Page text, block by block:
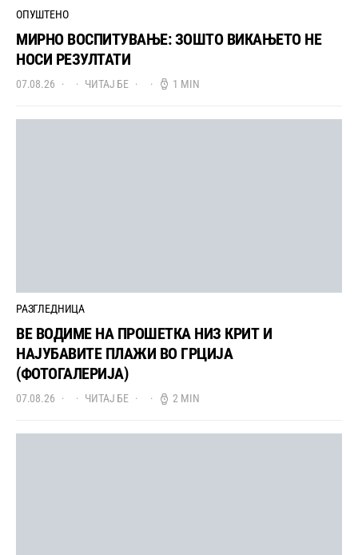
ОПУШТЕНО
МИРНО ВОСПИТУВАЊЕ: ЗОШТО ВИКАЊЕТО НЕ
НОСИ РЕЗУЛТАТИ
07.08.26 ЧИТАЈ БЕ 1 MIN
РАЗГЛЕДНИЦА
ВЕ ВОДИМЕ НА ПРОШЕТКА НИЗ КРИТ И
НАЈУБАВИТЕ ПЛАЖИ ВО ГРЦИЈА
(ФОТОГАЛЕРИЈА)
07.08.26 ЧИТАЈ БЕ 2 MIN